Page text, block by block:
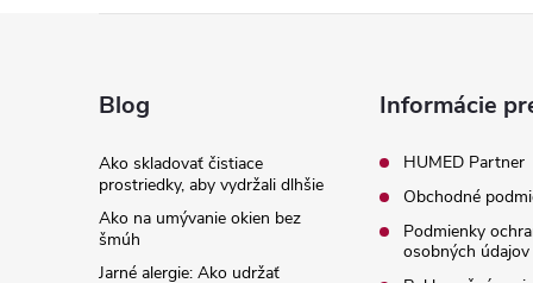
Blog
Ako skladovať čistiace
prostriedky, aby vydržali dlhšie
Ako na umývanie okien bez
šmúh
Jarné alergie: Ako udržať
Informácie
HUMED Partner
Obchodné
Podmienky
osobných údajov